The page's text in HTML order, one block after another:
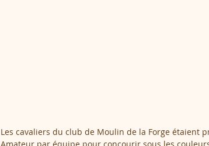
Les cavaliers du club de Moulin de la Forge étaient